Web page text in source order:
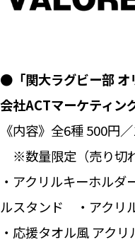
●「関大ラグビー部 オ
会社ACTマーケティング
《内容》全6種 500
※数量限定（売り切
・アクリルキーホル
ルスタンド ・アクリ
・応援タオル風 アク